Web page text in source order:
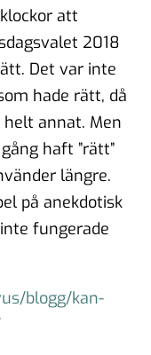
att
2018
Det var inte
hade rätt, då
annat. Men
haft ”rätt”
längre.
på anekdotisk
fungerade
blogg/kan-